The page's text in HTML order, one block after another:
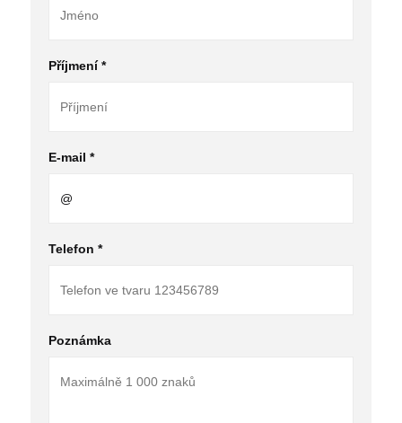
Příjmení *
E-mail *
Telefon *
Poznámka